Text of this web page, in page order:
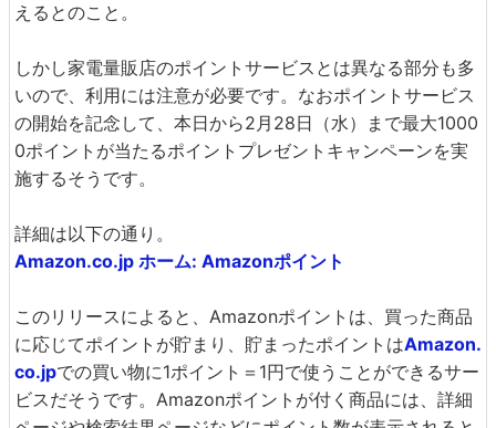
えるとのこと。
しかし家電量販店のポイントサービスとは異なる部分も多
いので、利用には注意が必要です。なおポイントサービス
の開始を記念して、本日から2月28日（水）まで最大1000
0ポイントが当たるポイントプレゼントキャンペーンを実
施するそうです。
詳細は以下の通り。
Amazon.co.jp ホーム: Amazonポイント
このリリースによると、Amazonポイントは、買った商品
に応じてポイントが貯まり、貯まったポイントはAmazon.
co.jpでの買い物に1ポイント＝1円で使うことができるサー
ビスだそうです。Amazonポイントが付く商品には、詳細